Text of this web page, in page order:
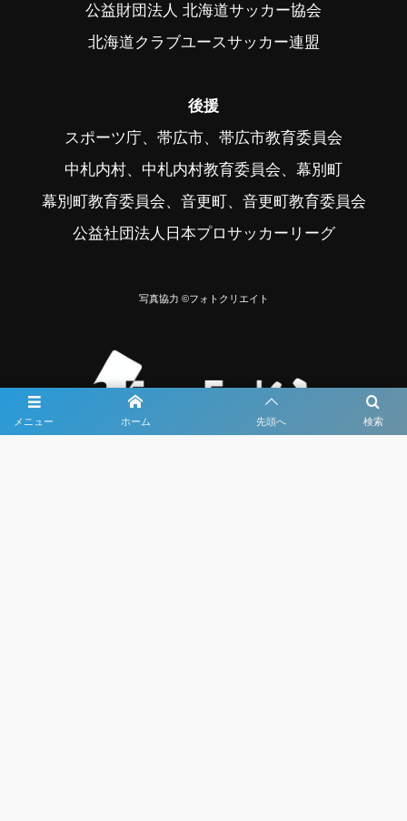
メニュー 検索
ホーム 先頭へ
公益財団法人 北海道サッカー協会
北海道クラブユースサッカー連盟
後援
スポーツ庁、帯広市、帯広市教育委員会
中札内村、中札内村教育委員会、幕別町
幕別町教育委員会、音更町、音更町教育委員会
公益社団法人日本プロサッカーリーグ
写真協力 ©フォトクリエイト